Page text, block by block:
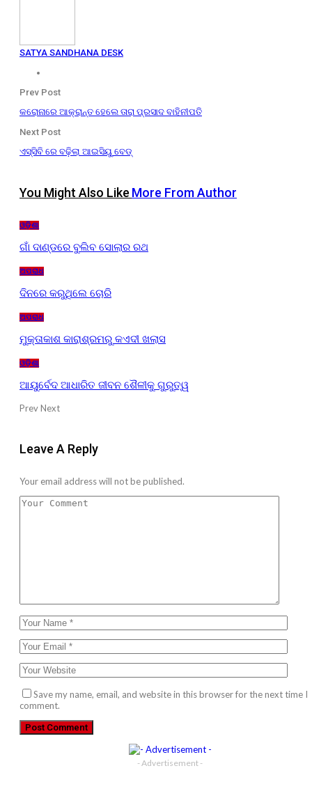
SATYA SANDHANA DESK
Prev Post
କରୋନାରେ ଆକ୍ରାନ୍ତ ହେଲେ ତାରା ପ୍ରସାଦ ବାହିନୀପତି
Next Post
ଏସ୍‌ସିବି ରେ ବଢ଼ିଲା ଆଇସିୟୁ ବେଡ୍
You Might Also Like More From Author
ଓଡ଼ିଶା
ଗାଁ ଦାଣ୍ଡରେ ବୁଲିବ ସୋଲାର ରଥ
ଅପରାଧ
ଦିନରେ କରୁଥିଲେ ଚୋରି
ଅପରାଧ
ମୁକ୍ତାକାଶ କାରାଶ୍ରମରୁ କଏଦୀ ଖଲାସ
ଓଡ଼ିଶା
ଆୟୁର୍ବେଦ ଆଧାରିତ ଜୀବନ ଶୈଳୀକୁ ଗୁରୁତ୍ୱ
PrevNext
Leave A Reply
Your email address will not be published.
Save my name, email, and website in this browser for the next time I
comment.
- Advertisement -